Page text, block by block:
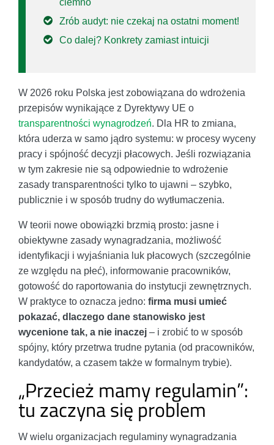
Zrób audyt: nie czekaj na ostatni moment!
Co dalej? Konkrety zamiast intuicji
W 2026 roku Polska jest zobowiązana do wdrożenia
przepisów wynikające z Dyrektywy UE o
transparentności wynagrodzeń. Dla HR to zmiana,
która uderza w samo jądro systemu: w procesy wyceny
pracy i spójność decyzji płacowych. Jeśli rozwiązania
w tym zakresie nie są odpowiednie to wdrożenie
zasady transparentności tylko to ujawni – szybko,
publicznie i w sposób trudny do wytłumaczenia.
W teorii nowe obowiązki brzmią prosto: jasne i
obiektywne zasady wynagradzania, możliwość
identyfikacji i wyjaśniania luk płacowych (szczególnie
ze względu na płeć), informowanie pracowników,
gotowość do raportowania do instytucji zewnętrznych.
W praktyce to oznacza jedno: firma musi umieć
pokazać, dlaczego dane stanowisko jest
wycenione tak, a nie inaczej – i zrobić to w sposób
spójny, który przetrwa trudne pytania (od pracowników,
kandydatów, a czasem także w formalnym trybie).
„Przecież mamy regulamin”:
tu zaczyna się problem
W wielu organizacjach regulaminy wynagradzania